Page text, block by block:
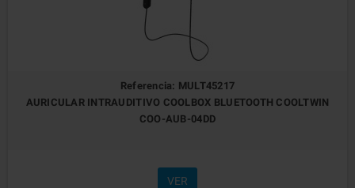
Referencia: MULT45217
AURICULAR INTRAUDITIVO COOLBOX BLUETOOTH COOLTWIN
COO-AUB-04DD
VER